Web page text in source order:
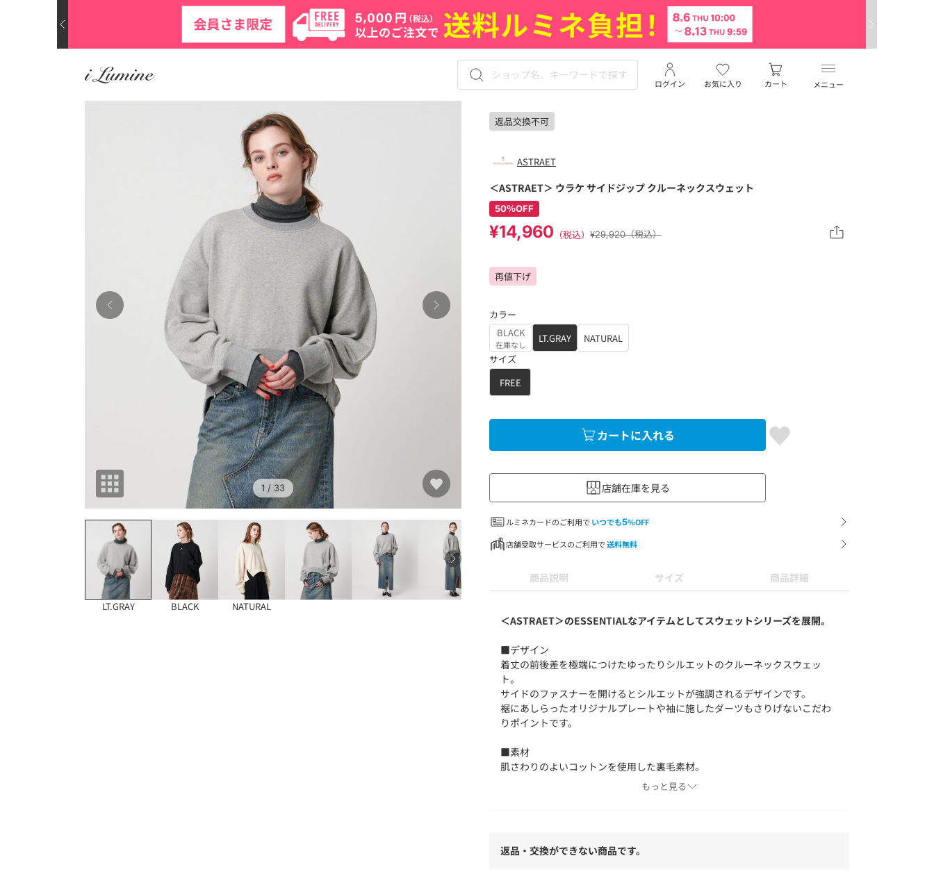
メニュー
お気に入り
ログイン カート
返品交換不可
1 / 33
LT.GRAY BLACK NATURAL
ASTRAET
＜ASTRAET＞ ウラケ サイドジップ クルーネックスウェット
50％OFF
¥14,960 （税込） ¥29,920（税込）
再値下げ
カラー
BLACK
在庫なし LT.GRAY
NATURAL
サイズ
FREE
カートに入れる
店舗在庫を見る
ルミネカードのご利用で いつでも5%OFF
店舗受取サービスのご利用で送料無料
商品説明 サイズ 商品詳細
＜ASTRAET＞のESSENTIALなアイテムとしてスウェットシリーズを展開。
■デザイン
着丈の前後差を極端につけたゆったりシルエットのクルーネックスウェッ
ト。
サイドのファスナーを開けるとシルエットが強調されるデザインです。
裾にあしらったオリジナルプレートや袖に施したダーツもさりげないこだわ
りポイントです。
■素材
肌さわりのよいコットンを使用した裏毛素材。
※同素材のパンツとパーカー（対象品番：54142140003 / 対象品番：
もっと見る
返品・交換ができない商品です。